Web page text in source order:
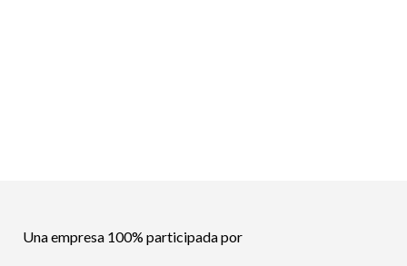
Una empresa 100% participada por